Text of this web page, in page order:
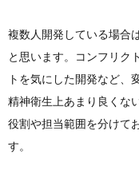
複数人開発している場合
と思います。コンフリク
トを気にした開発など、
精神衛生上あまり良くな
役割や担当範囲を分けて
す。